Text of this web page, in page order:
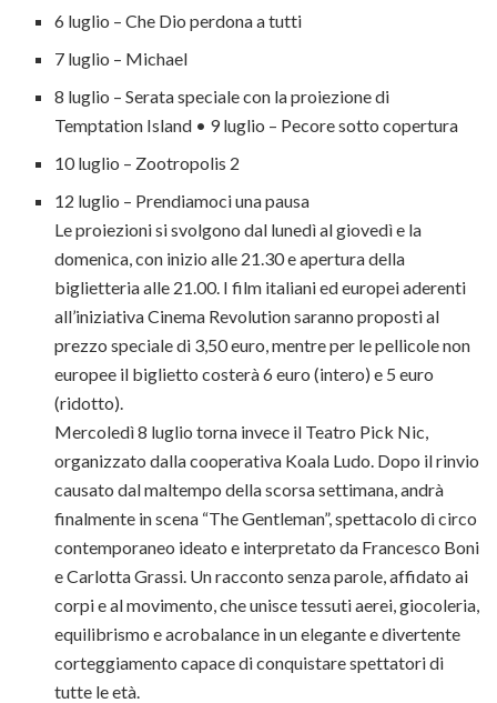
6 luglio – Che Dio perdona a tutti
7 luglio – Michael
8 luglio – Serata speciale con la proiezione di
Temptation Island • 9 luglio – Pecore sotto copertura
10 luglio – Zootropolis 2
12 luglio – Prendiamoci una pausa
Le proiezioni si svolgono dal lunedì al giovedì e la
domenica, con inizio alle 21.30 e apertura della
biglietteria alle 21.00. I film italiani ed europei aderenti
all’iniziativa Cinema Revolution saranno proposti al
prezzo speciale di 3,50 euro, mentre per le pellicole non
europee il biglietto costerà 6 euro (intero) e 5 euro
(ridotto).
Mercoledì 8 luglio torna invece il Teatro Pick Nic,
organizzato dalla cooperativa Koala Ludo. Dopo il rinvio
causato dal maltempo della scorsa settimana, andrà
finalmente in scena “The Gentleman”, spettacolo di circo
contemporaneo ideato e interpretato da Francesco Boni
e Carlotta Grassi. Un racconto senza parole, affidato ai
corpi e al movimento, che unisce tessuti aerei, giocoleria,
equilibrismo e acrobalance in un elegante e divertente
corteggiamento capace di conquistare spettatori di
tutte le età.